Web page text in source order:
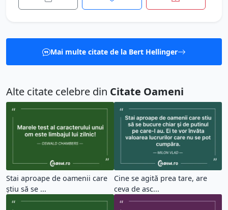
Mai multe citate de la Bert Hellinger
Alte citate celebre din Citate Oameni
Stai aproape de oamenii care
știu să se ...
Cine se agită prea tare, are
ceva de asc...